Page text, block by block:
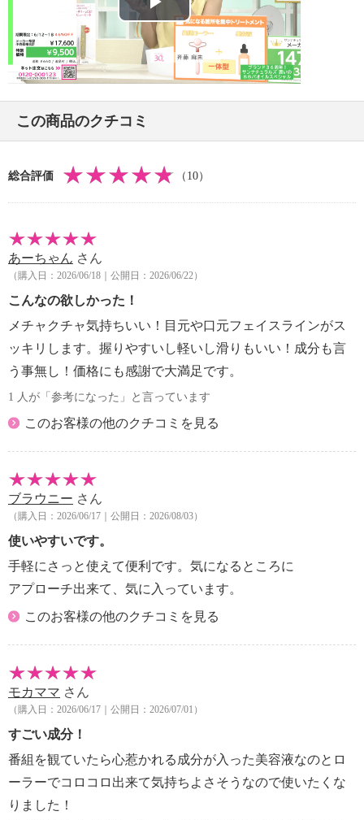
Play
Video
この商品のクチコミ
総合評価 （10）
あーちゃん さん
（購入日：2026/06/18｜公開日：2026/06/22）
こんなの欲しかった！
メチャクチャ気持ちいい！目元や口元フェイスラインがス
ッキリします。握りやすいし軽いし滑りもいい！成分も言
う事無し！価格にも感謝で大満足です。
1 人が「参考になった」と言っています
このお客様の他のクチコミを見る
ブラウニー さん
（購入日：2026/06/17｜公開日：2026/08/03）
使いやすいです。
手軽にさっと使えて便利です。気になるところに
アプローチ出来て、気に入っています。
このお客様の他のクチコミを見る
モカママ さん
（購入日：2026/06/17｜公開日：2026/07/01）
すごい成分！
番組を観ていたら心惹かれる成分が入った美容液なのとロ
ーラーでコロコロ出来て気持ちよさそうなので使いたくな
りました！